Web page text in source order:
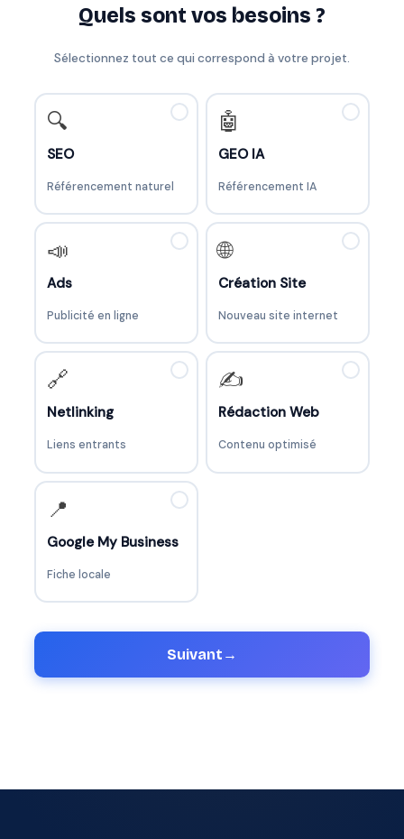
Quels sont vos besoins ?
Sélectionnez tout ce qui correspond à votre projet.
🔍
SEO
Référencement naturel
🤖
GEO IA
Référencement IA
📣
Ads
Publicité en ligne
🌐
Création Site
Nouveau site internet
🔗
Netlinking
Liens entrants
✍️
Rédaction Web
Contenu optimisé
📍
Google My Business
Fiche locale
Suivant →